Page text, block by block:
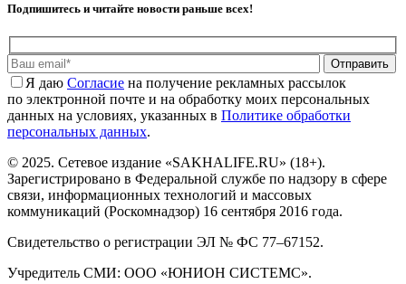
Подпишитесь и читайте новости раньше всех!
Отправить
Я даю Cогласие на получение рекламных рассылок
по электронной почте и на обработку моих персональных
данных на условиях, указанных в Политике обработки
персональных данных.
© 2025. Сетевое издание «SAKHALIFE.RU» (18+).
Зарегистрировано в Федеральной службе по надзору в сфере
связи, информационных технологий и массовых
коммуникаций (Роскомнадзор) 16 сентября 2016 года.
Свидетельство о регистрации ЭЛ № ФС 77–67152.
Учредитель СМИ: ООО «ЮНИОН СИСТЕМС».